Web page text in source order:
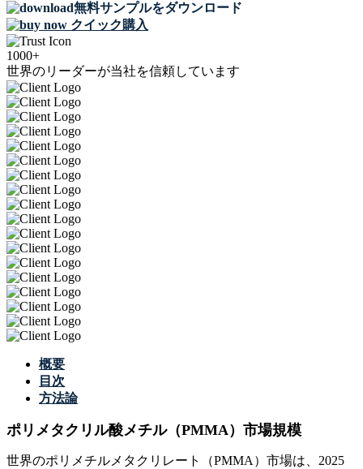
無料サンプルをダウンロード
クイック購入
1000+
世界のリーダーが当社を信頼しています
概要
目次
方法論
ポリメタクリル酸メチル（PMMA）市場規模
世界のポリメチルメタクリレート（PMMA）市場は、2025